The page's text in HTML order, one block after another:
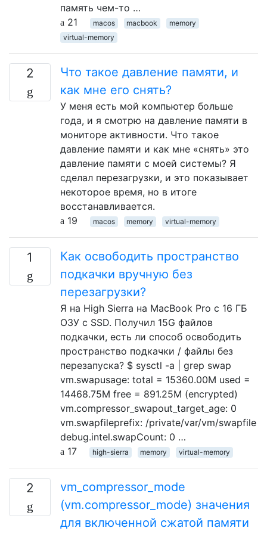
память чем-то …
21
macos macbook
memory
virtual-memory
2
Что такое давление памяти, и
как мне его снять?
У меня есть мой компьютер больше
года, и я смотрю на давление памяти в
мониторе активности. Что такое
давление памяти и как мне «снять» это
давление памяти с моей системы? Я
сделал перезагрузки, и это показывает
некоторое время, но в итоге
восстанавливается.
19
macos memory virtual-memory
1
Как освободить пространство
подкачки вручную без
перезагрузки?
Я на High Sierra на MacBook Pro с 16 ГБ
ОЗУ с SSD. Получил 15G файлов
подкачки, есть ли способ освободить
пространство подкачки / файлы без
перезапуска? $ sysctl -a | grep swap
vm.swapusage: total = 15360.00M used =
14468.75M free = 891.25M (encrypted)
vm.compressor_swapout_target_age: 0
vm.swapfileprefix: /private/var/vm/swapfile
debug.intel.swapCount: 0 …
17
high-sierra memory virtual-memory
2
vm_compressor_mode
(vm.compressor_mode) значения
для включенной сжатой памяти